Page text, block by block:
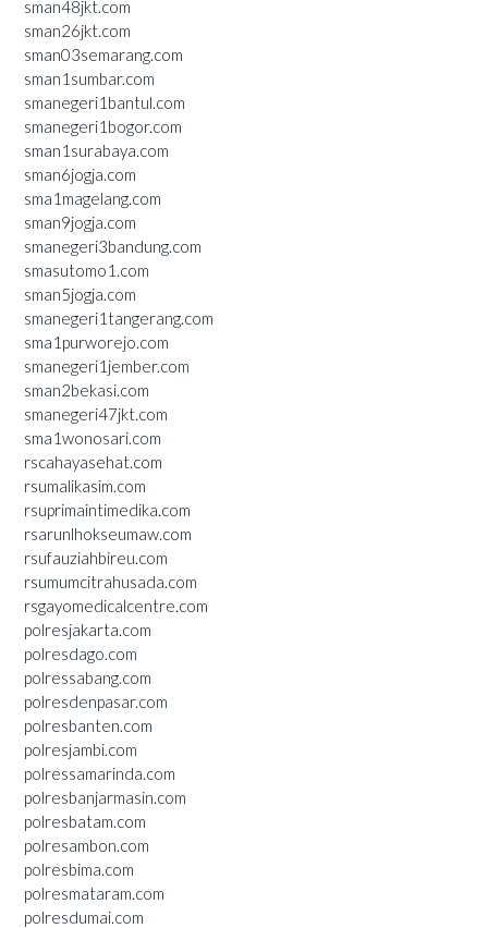
sman48jkt.com
sman26jkt.com
sman03semarang.com
sman1sumbar.com
smanegeri1bantul.com
smanegeri1bogor.com
sman1surabaya.com
sman6jogja.com
sma1magelang.com
sman9jogja.com
smanegeri3bandung.com
smasutomo1.com
sman5jogja.com
smanegeri1tangerang.com
sma1purworejo.com
smanegeri1jember.com
sman2bekasi.com
smanegeri47jkt.com
sma1wonosari.com
rscahayasehat.com
rsumalikasim.com
rsuprimaintimedika.com
rsarunlhokseumaw.com
rsufauziahbireu.com
rsumumcitrahusada.com
rsgayomedicalcentre.com
polresjakarta.com
polresdago.com
polressabang.com
polresdenpasar.com
polresbanten.com
polresjambi.com
polressamarinda.com
polresbanjarmasin.com
polresbatam.com
polresambon.com
polresbima.com
polresmataram.com
polresdumai.com